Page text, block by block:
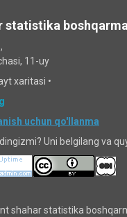
statistika
11-uy
xaritasi •
uchun qo'llanma
Uni belgilang va
shahar statistika